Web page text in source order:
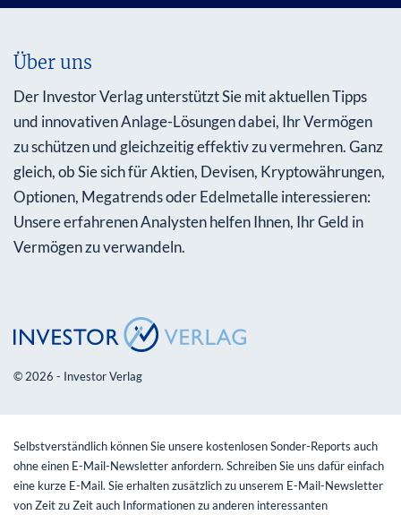
Über uns
Der Investor Verlag unterstützt Sie mit aktuellen Tipps
und innovativen Anlage-Lösungen dabei, Ihr Vermögen
zu schützen und gleichzeitig effektiv zu vermehren. Ganz
gleich, ob Sie sich für Aktien, Devisen, Kryptowährungen,
Optionen, Megatrends oder Edelmetalle interessieren:
Unsere erfahrenen Analysten helfen Ihnen, Ihr Geld in
Vermögen zu verwandeln.
© 2026 - Investor Verlag
Selbstverständlich können Sie unsere kostenlosen Sonder-Reports auch
ohne einen E-Mail-Newsletter anfordern. Schreiben Sie uns dafür einfach
eine kurze E-Mail. Sie erhalten zusätzlich zu unserem E-Mail-Newsletter
von Zeit zu Zeit auch Informationen zu anderen interessanten